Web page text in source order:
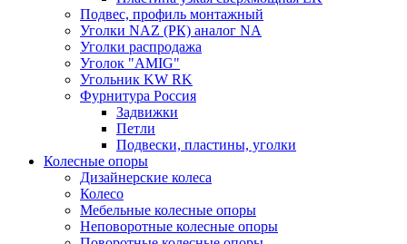
Подвес, профиль монтажный
Уголки NAZ (РК) аналог NA
Уголки распродажа
Уголок "AMIG"
Угольник KW RK
Фурнитура Россия
Задвижки
Петли
Подвески, пластины, уголки
Колесные опоры
Дизайнерские колеса
Колесо
Мебельные колесные опоры
Неповоротные колесные опоры